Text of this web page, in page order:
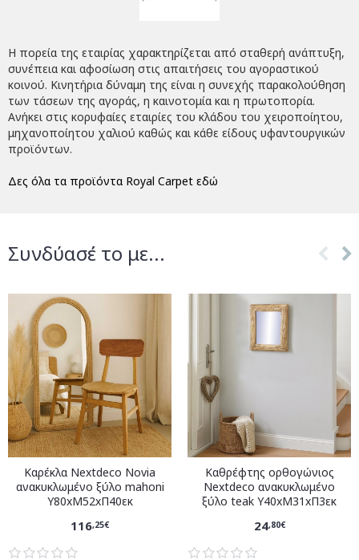
Η πορεία της εταιρίας χαρακτηρίζεται από σταθερή ανάπτυξη,
συνέπεια και αφοσίωση στις απαιτήσεις του αγοραστικού
κοινού. Κινητήρια δύναμη της είναι η συνεχής παρακολούθηση
των τάσεων της αγοράς, η καινοτομία και η πρωτοπορία.
Ανήκει στις κορυφαίες εταιρίες του κλάδου του χειροποίητου,
μηχανοποίητου χαλιού καθώς και κάθε είδους υφαντουργικών
προϊόντων.
Δες όλα τα προϊόντα Royal Carpet εδώ
Συνδύασέ το με...
Καρέκλα Nextdeco Novia
ανακυκλωμένο ξύλο mahoni
Υ80xM52xΠ40εκ
116,25€
Καθρέφτης ορθογώνιος
Nextdeco ανακυκλωμένο
ξύλο teak Υ40xM31xΠ3εκ
24,80€